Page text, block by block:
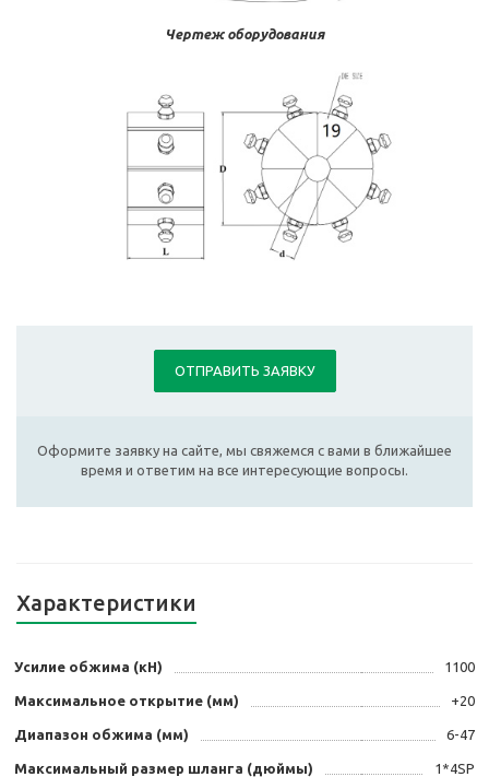
Чертеж оборудования
ОТПРАВИТЬ ЗАЯВКУ
Оформите заявку на сайте, мы свяжемся с вами в ближайшее
время и ответим на все интересующие вопросы.
Характеристики
Усилие обжима (кН) 1100
Максимальное открытие (мм) +20
Диапазон обжима (мм) 6-47
Максимальный размер шланга (дюймы) 1*4SP